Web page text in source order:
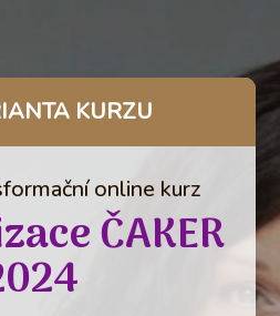
KURZU
online kurz
ČAKER